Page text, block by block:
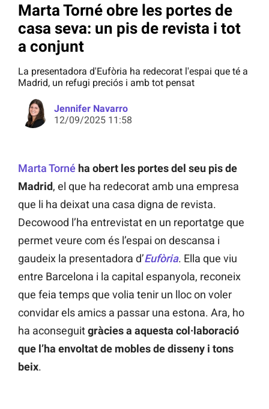
Marta Torné obre les portes de
casa seva: un pis de revista i tot
a conjunt
La presentadora d'Eufòria ha redecorat l'espai que té a
Madrid, un refugi preciós i amb tot pensat
Jennifer Navarro
12/09/2025 11:58
Marta Torné ha obert les portes del seu pis de
Madrid, el que ha redecorat amb una empresa
que li ha deixat una casa digna de revista.
Decowood l’ha entrevistat en un reportatge que
permet veure com és l’espai on descansa i
gaudeix la presentadora d’Eufòria. Ella que viu
entre Barcelona i la capital espanyola, reconeix
que feia temps que volia tenir un lloc on voler
convidar els amics a passar una estona. Ara, ho
ha aconseguitgràcies a aquesta col·laboració
que l’ha envoltat de mobles de disseny i tons
beix.